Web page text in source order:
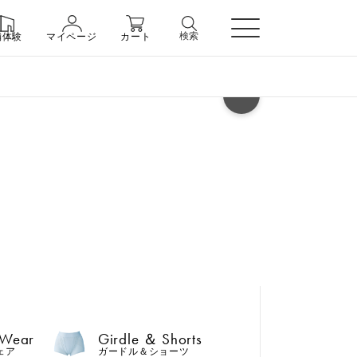
体験 マイページ カート 検索
ア
Girdle ＆ Shorts
ガードル＆ショーツ